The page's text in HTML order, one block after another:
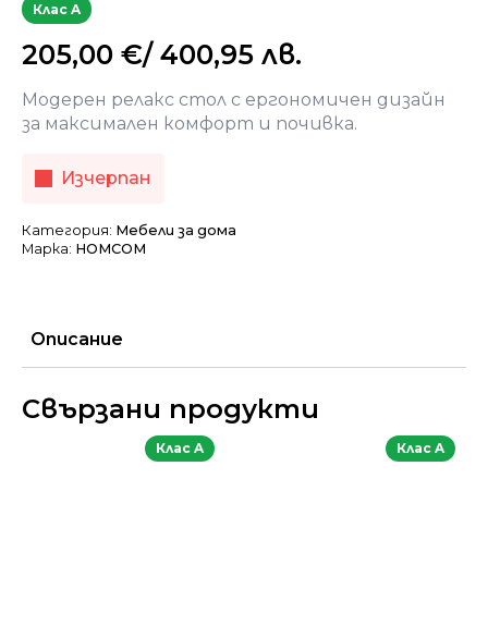
Клас A
205,00 €/ 400,95 лв.
Модерен релакс стол с ергономичен дизайн
за максимален комфорт и почивка.
Изчерпан
Категория: Мебели за дома
Марка: HOMCOM
Описание
Свързани продукти
Клас A Клас A